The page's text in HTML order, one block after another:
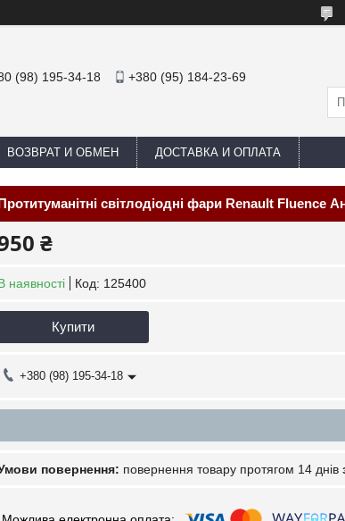
(98) 195-34-18 +380 (95) 184-23-69
ВОЗВРАТ И ОБМЕН ДОСТАВКА И ОПЛАТА
світлодіодні фари Renault Fluence
₴
наявності Код: 125400
Купити
+380 (98) 195-34-18
повернення товару протягом 14 днів